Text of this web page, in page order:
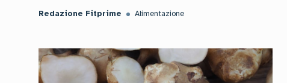
Redazione Fitprime Alimentazione